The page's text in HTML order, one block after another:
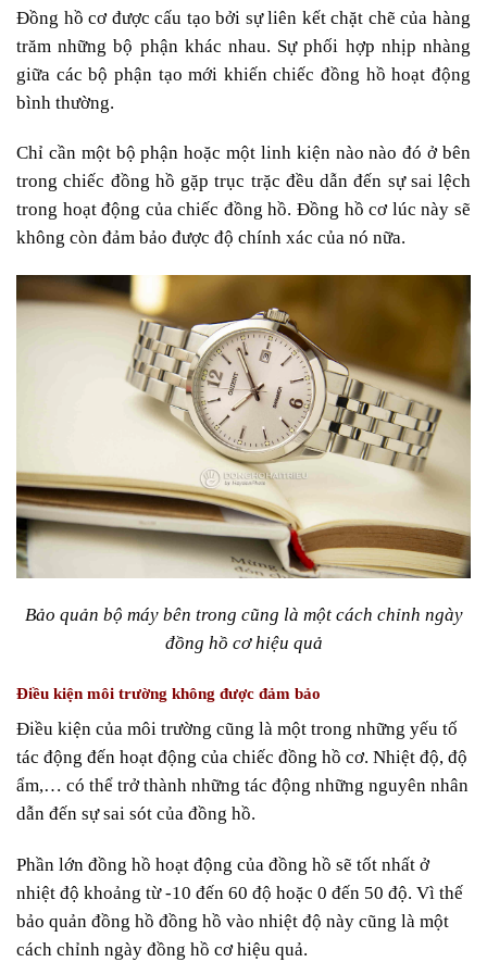
Đồng hồ cơ được cấu tạo bởi sự liên kết chặt chẽ của hàng
trăm những bộ phận khác nhau. Sự phối hợp nhịp nhàng
giữa các bộ phận tạo mới khiến chiếc đồng hồ hoạt động
bình thường.
Chỉ cần một bộ phận hoặc một linh kiện nào nào đó ở bên
trong chiếc đồng hồ gặp trục trặc đều dẫn đến sự sai lệch
trong hoạt động của chiếc đồng hồ. Đồng hồ cơ lúc này sẽ
không còn đảm bảo được độ chính xác của nó nữa.
Bảo quản bộ máy bên trong cũng là một cách chỉnh ngày
đồng hồ cơ hiệu quả
Điều kiện môi trường không được đảm bảo
Điều kiện của môi trường cũng là một trong những yếu tố
tác động đến hoạt động của chiếc đồng hồ cơ. Nhiệt độ, độ
ẩm,… có thể trở thành những tác động những nguyên nhân
dẫn đến sự sai sót của đồng hồ.
Phần lớn đồng hồ hoạt động của đồng hồ sẽ tốt nhất ở
nhiệt độ khoảng từ -10 đến 60 độ hoặc 0 đến 50 độ. Vì thế
bảo quản đồng hồ đồng hồ vào nhiệt độ này cũng là một
cách chỉnh ngày đồng hồ cơ hiệu quả.